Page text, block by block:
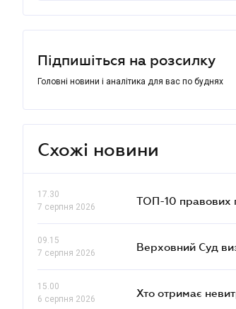
Підпишіться на розсилку
Головні новини і аналітика для вас по буднях
Схожі новини
17.30
7 серпня 2026
ТОП-10 правових
09.15
7 серпня 2026
Верховний Суд
15.00
6 серпня 2026
Хто отримає